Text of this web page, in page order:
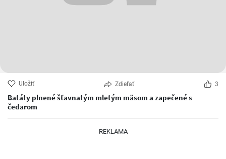
Uložiť Zdieľať 3
Batáty plnené šťavnatým mletým mäsom a zapečené s
čedarom
REKLAMA